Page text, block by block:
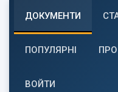
ДОКУМЕНТИ
ПОПУЛЯРНІ
ВОЙТИ